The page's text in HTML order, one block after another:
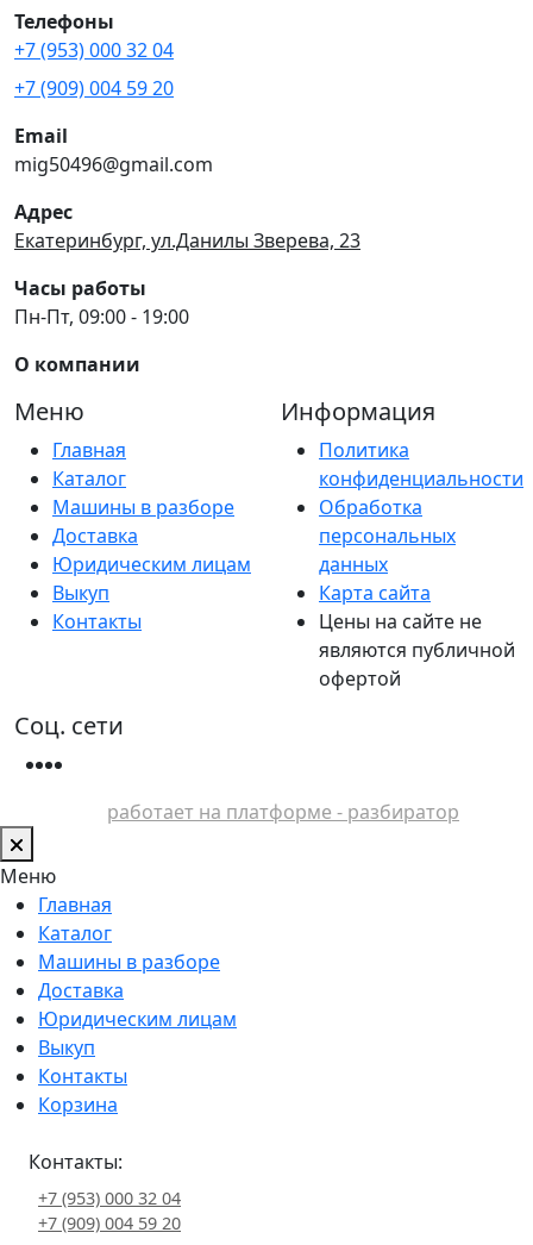
Телефоны
+7 (953) 000 32 04
+7 (909) 004 59 20
Email
mig50496@gmail.com
Адрес
Екатеринбург, ул.Данилы Зверева, 23
Часы работы
Пн-Пт, 09:00 - 19:00
О компании
Меню
Главная
Каталог
Машины в разборе
Доставка
Юридическим лицам
Выкуп
Контакты
Информация
Политика
конфиденциальности
Обработка
персональных
данных
Карта сайта
Цены на сайте не
являются публичной
офертой
Соц. сети
работает на платформе - разбиратор
Меню
Главная
Каталог
Машины в разборе
Доставка
Юридическим лицам
Выкуп
Контакты
Корзина
Контакты:
+7 (953) 000 32 04
+7 (909) 004 59 20